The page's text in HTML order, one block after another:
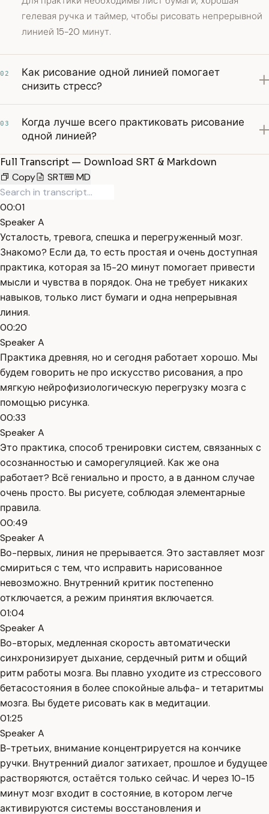
гелевая ручка и таймер, чтобы рисовать непрерывной
линией 15-20 минут.
02
Как рисование одной линией помогает
снизить стресс?
03
Когда лучше всего практиковать рисование
одной линией?
Full Transcript — Download SRT & Markdown
Copy
SRT MD
00:01
Speaker A
Усталость, тревога, спешка и перегруженный мозг.
Знакомо? Если да, то есть простая и очень доступная
практика, которая за 15-20 минут помогает привести
мысли и чувства в порядок. Она не требует никаких
навыков, только лист бумаги и одна непрерывная
линия.
00:20
Speaker A
Практика древняя, но и сегодня работает хорошо. Мы
будем говорить не про искусство рисования, а про
мягкую нейрофизиологическую перегрузку мозга с
помощью рисунка.
00:33
Speaker A
Это практика, способ тренировки систем, связанных с
осознанностью и саморегуляцией. Как же она
работает? Всё гениально и просто, а в данном случае
очень просто. Вы рисуете, соблюдая элементарные
правила.
00:49
Speaker A
Во-первых, линия не прерывается. Это заставляет мозг
смириться с тем, что исправить нарисованное
невозможно. Внутренний критик постепенно
отключается, а режим принятия включается.
01:04
Speaker A
Во-вторых, медленная скорость автоматически
синхронизирует дыхание, сердечный ритм и общий
ритм работы мозга. Вы плавно уходите из стрессового
бетасостояния в более спокойные альфа- и тетаритмы
мозга. Вы будете рисовать как в медитации.
01:25
Speaker A
В-третьих, внимание концентрируется на кончике
ручки. Внутренний диалог затихает, прошлое и будущее
растворяются, остаётся только сейчас. И через 10-15
минут мозг входит в состояние, в котором легче
активируются системы восстановления и